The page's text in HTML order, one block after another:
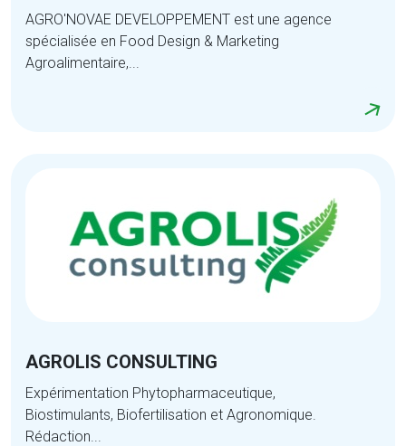
AGRO'NOVAE DEVELOPPEMENT est une agence
spécialisée en Food Design & Marketing
Agroalimentaire,...
AGROLIS CONSULTING
Expérimentation Phytopharmaceutique,
Biostimulants, Biofertilisation et Agronomique.
Rédaction...